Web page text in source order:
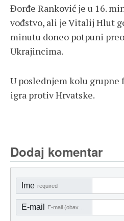
Đorđe Ranković je u 16.
vođstvo, ali je Vitalij Hlut
minutu doneo potpuni
Ukrajincima.
U poslednjem kolu grupne
igra protiv Hrvatske.
Dodaj komentar
Ime required
E-mail